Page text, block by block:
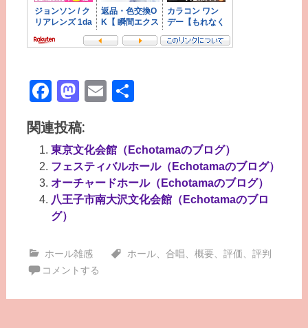
Facebook
Mastodon
Email
共
関連投稿:
東京文化会館（Echotamaのブログ）
フェスティバルホール（Echotamaのブログ）
オーチャードホール（Echotamaのブログ）
八王子市南大沢文化会館（Echotamaのブロ
グ）
ホール雑感 ホール、 合唱 概要、 評価
評判
コメントする